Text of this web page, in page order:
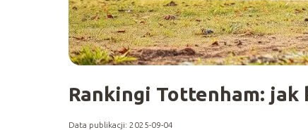
Rankingi Tottenham: jak
Data publikacji: 2025-09-04